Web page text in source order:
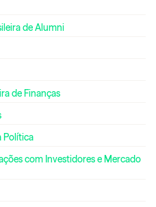
de Alumni
de Finanças
Política
com Investidores e Mercado